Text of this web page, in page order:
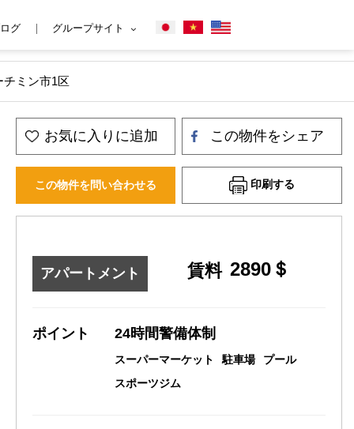
グ グループサイト
チミン市1区
お気に入りに追加 この物件をシェア
この物件を問い合わせる 印刷する
アパートメント 賃料 2890＄
ポイント 24時間警備体制
スーパーマーケット 駐車場
プール
スポーツジム